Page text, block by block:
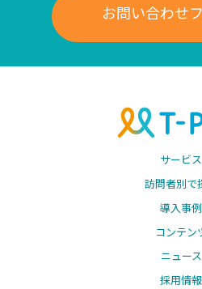
お問い合わせ
サービス
訪問者別で
導入事例
コンテン
ニュース
採用情報